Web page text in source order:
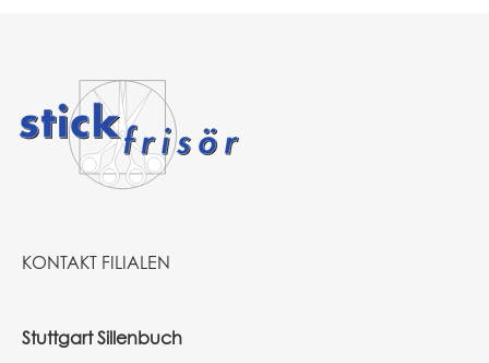
KONTAKT FILIALEN
Stuttgart Sillenbuch